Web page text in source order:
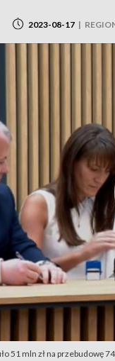
2023-08-17 |
51 mln zł na przebudowę